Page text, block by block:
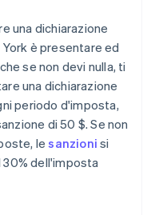
una dichiarazione
è presentare ed
se non devi nulla, ti
una dichiarazione
periodo d'imposta,
di 50 $. Se non
lesanzioni si
30% dell'imposta